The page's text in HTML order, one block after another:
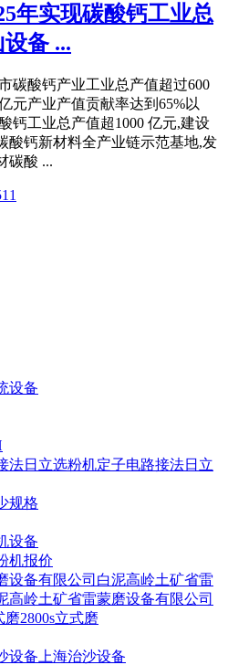
年实现碳酸钙工业总
备 ...
碳酸钙产业工业总产值超过600
元产业产值贡献率达到65%以
钙工业总产值超1000 亿元,建设
酸钙新材料全产业链示范基地,发
碳酸 ...
设备
法日立选粉机定子电路接法日立
规格
设备
机报价
设备有限公司白泥高岭土矿省雷
高岭土矿省雷蒙磨设备有限公司
磨2800s立式磨
设备上海治沙设备